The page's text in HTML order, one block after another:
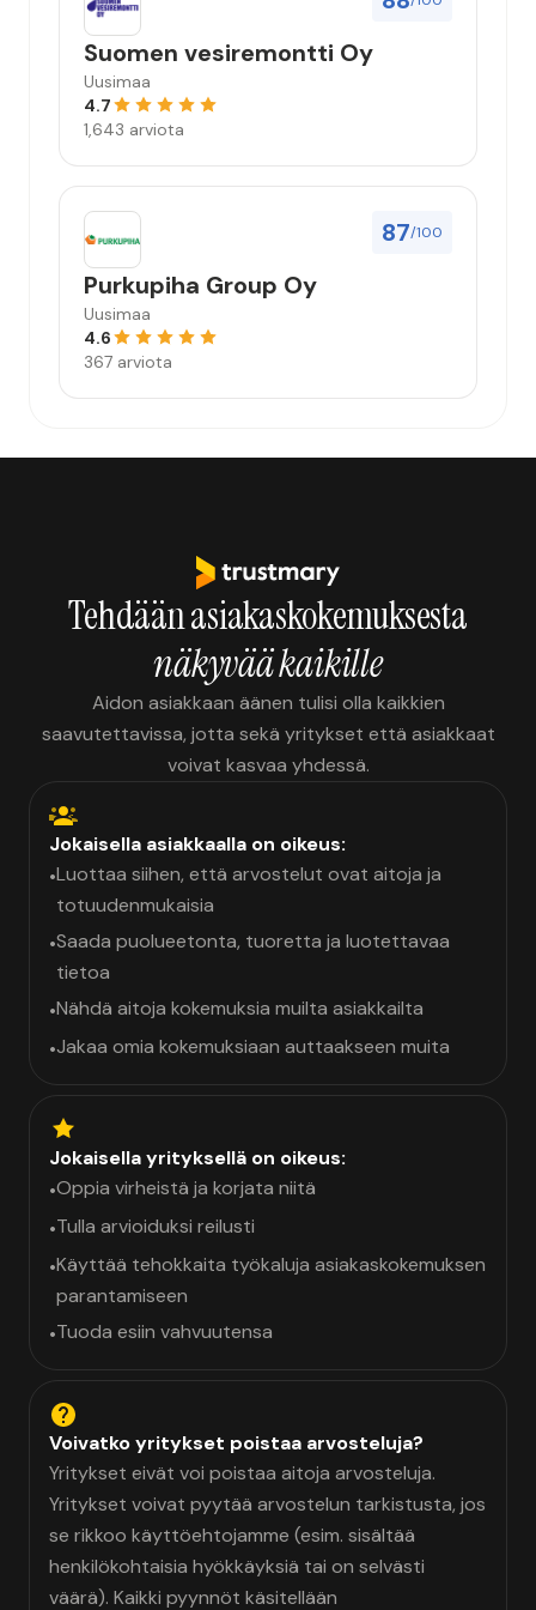
Suomen vesiremontti Oy
Uusimaa
4.7
1,643 arviota
87/100
Purkupiha Group Oy
Uusimaa
4.6
367 arviota
Tehdään asiakaskokemuksesta
näkyvää kaikille
Aidon asiakkaan äänen tulisi olla kaikkien
saavutettavissa, jotta sekä yritykset että asiakkaat
voivat kasvaa yhdessä.
Jokaisella asiakkaalla on oikeus:
•Luottaa siihen, että arvostelut ovat aitoja ja
totuudenmukaisia
•Saada puolueetonta, tuoretta ja luotettavaa
tietoa
•Nähdä aitoja kokemuksia muilta asiakkailta
•Jakaa omia kokemuksiaan auttaakseen muita
Jokaisella yrityksellä on oikeus:
•Oppia virheistä ja korjata niitä
•Tulla arvioiduksi reilusti
•Käyttää tehokkaita työkaluja asiakaskokemuksen
parantamiseen
•Tuoda esiin vahvuutensa
Voivatko yritykset poistaa arvosteluja?
Yritykset eivät voi poistaa aitoja arvosteluja.
Yritykset voivat pyytää arvostelun tarkistusta, jos
se rikkoo käyttöehtojamme (esim. sisältää
henkilökohtaisia hyökkäyksiä tai on selvästi
väärä). Kaikki pyynnöt käsitellään